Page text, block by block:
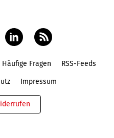
Häufige Fragen RSS-Feeds
Impressum